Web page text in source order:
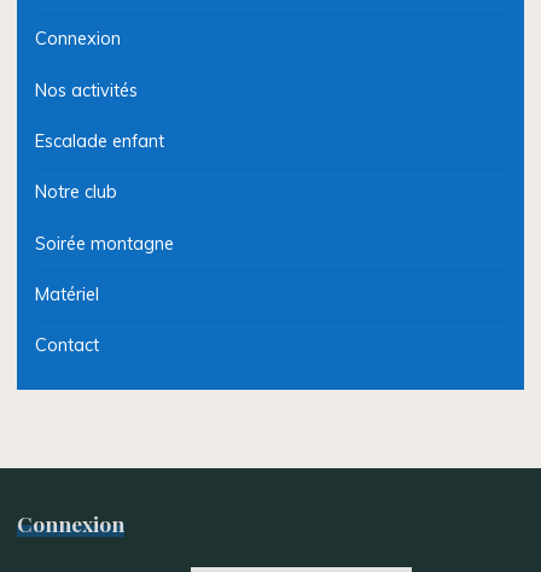
Connexion
Nos activités
Escalade enfant
Notre club
Soirée montagne
Matériel
Contact
Connexion